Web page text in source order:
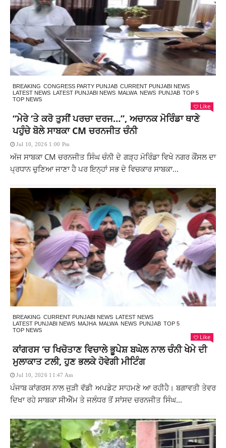
BREAKING CONGRESS PARTY PUNJAB CURRENT PUNJABI NEWS
LATEST NEWS LATEST PUNJABI NEWS MALWA NEWS PUNJAB TOP 5
TOP NEWS
Like
“ਮੇਰੇ ‘ਤੇ ਕਰੋ ਤੁਸੀਂ ਪਰਚਾ ਦਰਜ…”, ਅਚਾਨਕ ਮੋਰਿੰਡਾ ਥਾਣੇ
ਪਹੁੰਚੇ ਬੋਲੇ ਸਾਬਕਾ CM ਚਰਨਜੀਤ ਚੰਨੀ
Jul 10, 2026 1:00 Pm
ਅੱਜ ਸਾਬਕਾ CM ਚਰਨਜੀਤ ਸਿੰਘ ਚੰਨੀ ਦੇ ਗੜ੍ਹ ਮੋਰਿੰਡਾ ਵਿਖੇ ਨਗਰ ਕੌਂਸਲ ਦਾ
ਪ੍ਰਧਾਨ ਚੁਣਿਆ ਜਾਣਾ ਹੈ ਪਰ ਇਨ੍ਹਾਂ ਸਭ ਦੇ ਵਿਚਕਾਰ ਸਾਬਕਾ...
BREAKING CURRENT PUNJABI NEWS LATEST NEWS
LATEST PUNJABI NEWS MAJHA MALWA NEWS PUNJAB TOP 5
TOP NEWS
Like
ਕਾਂਗਰਸ ‘ਚ ਖਿਚੋਤਾਣ ਵਿਚਾਲੇ ਭੂਪੇਸ਼ ਬਘੇਲ ਨਾਲ ਚੰਨੀ ਖੇਮੇ ਦੀ
ਮੁਲਾਕਾਤ ਟਲੀ, ਹੁਣ ਭਲਕੇ ਹੋਵੇਗੀ ਮੀਟਿੰਗ
Jul 10, 2026 11:47 Am
ਪੰਜਾਬ ਕਾਂਗਰਸ ਨਾਲ ਜੁੜੀ ਵੱਡੀ ਅਪਡੇਟ ਸਾਹਮਣੇ ਆ ਰਹੀਹੈ। ਬਗਾਵਤੀ ਤੇਵਰ
ਦਿਖਾ ਰਹੇ ਸਾਬਕਾ ਸੀਐੱਮ ਤੇ ਜਲੰਧਰ ਤੋਂ ਸਾਂਸਦ ਚਰਨਜੀਤ ਸਿੰਘ...